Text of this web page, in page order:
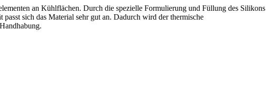
an Kühlflächen. Durch die spezielle Formulierung und Füllung des Silikons
sich das Material sehr gut an. Dadurch wird der thermische